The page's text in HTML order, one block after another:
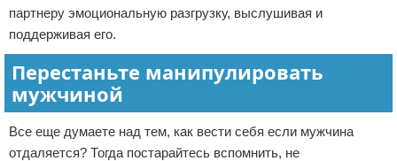
партнеру эмоциональную разгрузку, выслушивая и
поддерживая его.
Перестаньте манипулировать
мужчиной
Все еще думаете над тем, как вести себя если мужчина
отдаляется? Тогда постарайтесь вспомнить, не